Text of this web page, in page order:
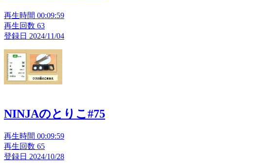
再生時間 00:09:59
再生回数 63
登録日 2024/11/04
NINJAのとりこ#75
再生時間 00:09:59
再生回数 65
登録日 2024/10/28